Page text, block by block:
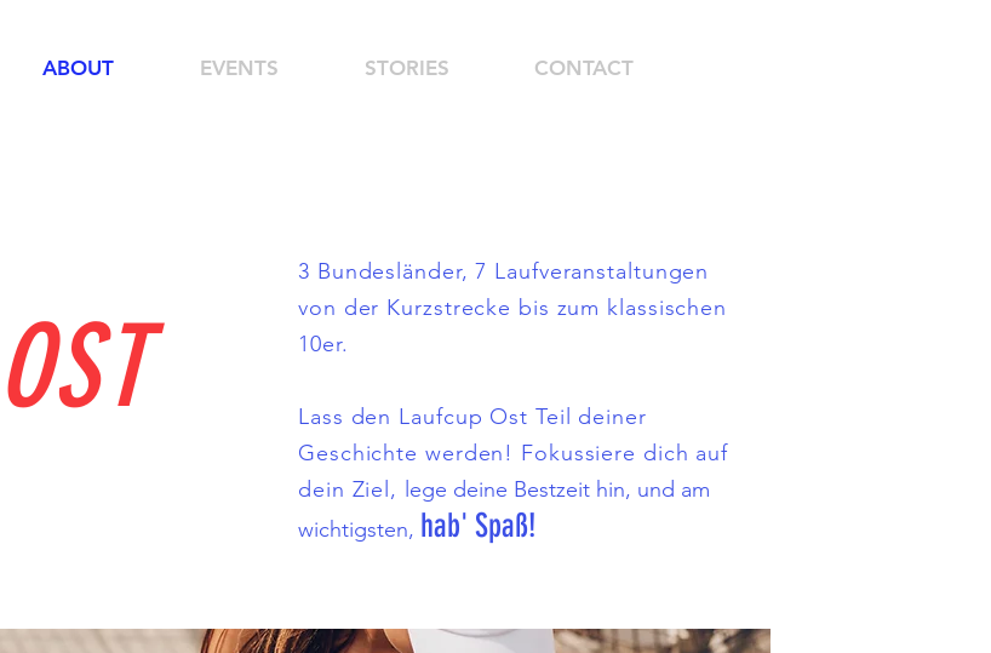
ABOUT EVENTS STORIES CONTACT
3 Bundesländer, 7 Laufveranstaltungen
von der Kurzstrecke bis zum klassischen
10er.
Lass den Laufcup Ost Teil deiner
Geschichte werden! Fokussiere dich auf
dein Ziel, lege deine Bestzeit hin, und am
wichtigsten, hab' Spaß!